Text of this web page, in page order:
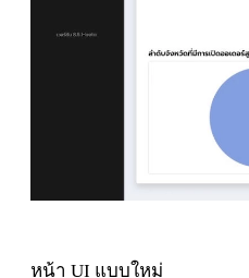
หน้า UI แบบใหม่